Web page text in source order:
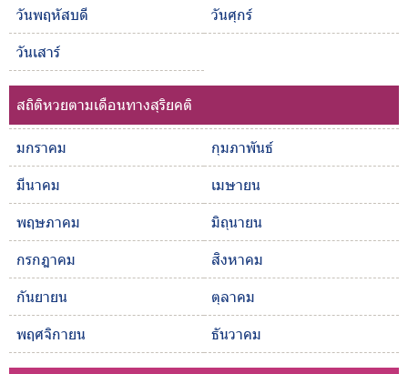
วันพฤหัสบดี
วันศุกร์
วันเสาร์
สถิติหวยตามเดือนทางสุริยคติ
มกราคม
กุมภาพันธ์
มีนาคม
เมษายน
พฤษภาคม
มิถุนายน
กรกฎาคม
สิงหาคม
กันยายน
ตุลาคม
พฤศจิกายน
ธันวาคม